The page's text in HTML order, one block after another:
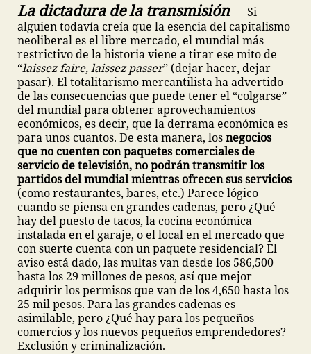
La dictadura de la transmisión
Si
alguien todavía creía que la esencia del capitalismo
neoliberal es el libre mercado, el mundial más
restrictivo de la historia viene a tirar ese mito de
“laissez faire, laissez passer” (dejar hacer, dejar
pasar). El totalitarismo mercantilista ha advertido
de las consecuencias que puede tener el “colgarse”
del mundial para obtener aprovechamientos
económicos, es decir, que la derrama económica es
para unos cuantos. De esta manera, losnegocios
que no cuenten con paquetes comerciales de
servicio de televisión, no podrán transmitir los
partidos del mundial mientras ofrecen sus servicios
(como restaurantes, bares, etc.) Parece lógico
cuando se piensa en grandes cadenas, pero ¿Qué
hay del puesto de tacos, la cocina económica
instalada en el garaje, o el local en el mercado que
con suerte cuenta con un paquete residencial? El
aviso está dado, las multas van desde los 586,500
hasta los 29 millones de pesos, así que mejor
adquirir los permisos que van de los 4,650 hasta los
25 mil pesos. Para las grandes cadenas es
asimilable, pero ¿Qué hay para los pequeños
comercios y los nuevos pequeños emprendedores?
Exclusión y criminalización.